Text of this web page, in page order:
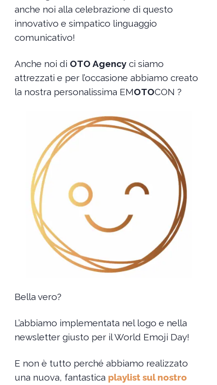
anche noi alla celebrazione di questo
innovativo e simpatico linguaggio
comunicativo!
Anche noi di OTO Agencyci siamo
attrezzati e per l’occasione abbiamo creato
la nostra personalissima EMOTOCON ?
Bella vero?
L’abbiamo implementata nel logo e nella
newsletter giusto per il World Emoji Day!
E non è tutto perché abbiamo realizzato
una nuova, fantastica playlist sul nostro